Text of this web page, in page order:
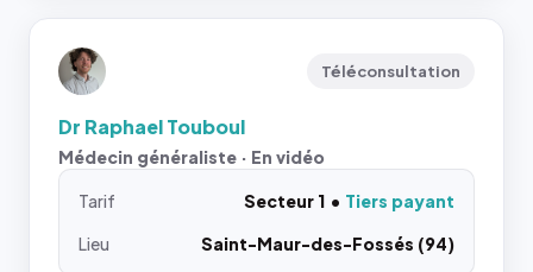
Téléconsultation
Dr Raphael Touboul
Médecin généraliste · En vidéo
Tarif Secteur 1
Tiers payant
Lieu
Saint-Maur-des-Fossés (94)